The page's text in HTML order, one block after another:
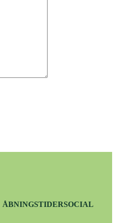
ÅBNINGSTIDERSOCIAL